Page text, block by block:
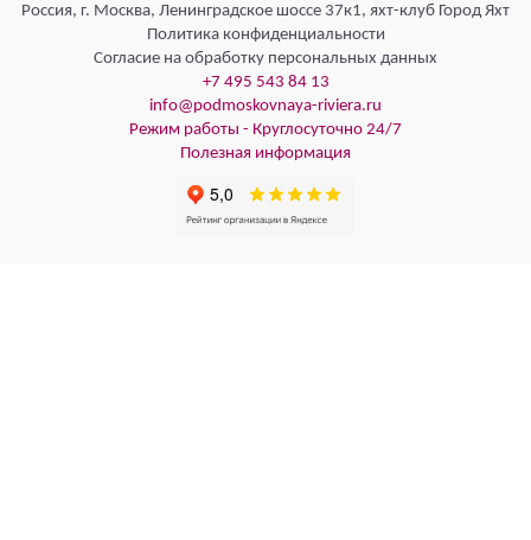
Россия, г. Москва, Ленинградское шоссе 37к1, яхт-клуб Город Яхт
Политика конфиденциальности
Согласие на обработку персональных данных
+7 495 543 84 13
info@podmoskovnaya-riviera.ru
Режим работы - Круглосуточно 24/7
Полезная информация